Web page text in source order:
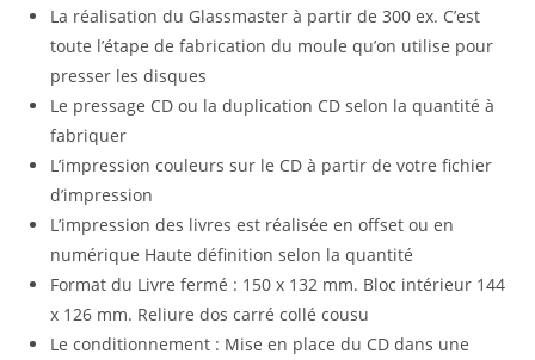
La réalisation du Glassmaster à partir de 300 ex. C’est
toute l’étape de fabrication du moule qu’on utilise pour
presser les disques
Le pressage CD ou la duplication CD selon la quantité à
fabriquer
L’impression couleurs sur le CD à partir de votre fichier
d’impression
L’impression des livres est réalisée en offset ou en
numérique Haute définition selon la quantité
Format du Livre fermé : 150 x 132 mm. Bloc intérieur 144
x 126 mm. Reliure dos carré collé cousu
Le conditionnement : Mise en place du CD dans une